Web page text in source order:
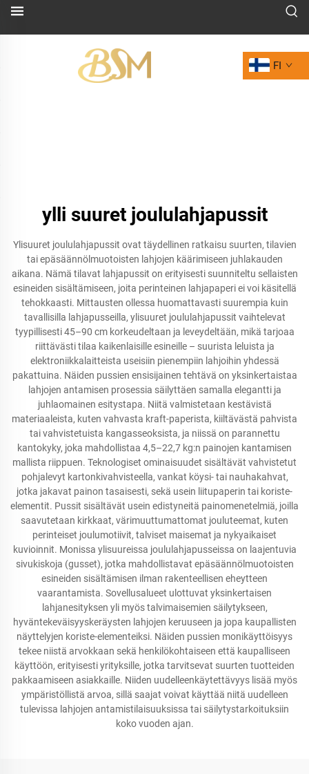
FI
ylli suuret joululahjapussit
Ylisuuret joululahjapussit ovat täydellinen ratkaisu suurten, tilavien
tai epäsäännölmuotoisten lahjojen käärimiseen juhlakauden
aikana. Nämä tilavat lahjapussit on erityisesti suunniteltu sellaisten
esineiden sisältämiseen, joita perinteinen lahjapaperi ei voi käsitellä
tehokkaasti. Mittausten ollessa huomattavasti suurempia kuin
tavallisilla lahjapusseilla, ylisuuret joululahjapussit vaihtelevat
tyypillisesti 45–90 cm korkeudeltaan ja leveydeltään, mikä tarjoaa
riittävästi tilaa kaikenlaisille esineille – suurista leluista ja
elektroniikkalaitteista useisiin pienempiin lahjoihin yhdessä
pakattuina. Näiden pussien ensisijainen tehtävä on yksinkertaistaa
lahjojen antamisen prosessia säilyttäen samalla elegantti ja
juhlaomainen esitystapa. Niitä valmistetaan kestävistä
materiaaleista, kuten vahvasta kraft-paperista, kiiltävästä pahvista
tai vahvistetuista kangasseoksista, ja niissä on parannettu
kantokyky, joka mahdollistaa 4,5–22,7 kg:n painojen kantamisen
mallista riippuen. Teknologiset ominaisuudet sisältävät vahvistetut
pohjalevyt kartonkivahvisteella, vankat köysi- tai nauhakahvat,
jotka jakavat painon tasaisesti, sekä usein liitupaperin tai koriste-
elementit. Pussit sisältävät usein edistyneitä painomenetelmiä, joilla
saavutetaan kirkkaat, värimuuttumattomat jouluteemat, kuten
perinteiset joulumotiivit, talviset maisemat ja nykyaikaiset
kuvioinnit. Monissa ylisuureissa joululahjapusseissa on laajentuvia
sivukiskoja (gusset), jotka mahdollistavat epäsäännölmuotoisten
esineiden sisältämisen ilman rakenteellisen eheytteen
vaarantamista. Sovellusalueet ulottuvat yksinkertaisen
lahjanesityksen yli myös talvimaisemien säilytykseen,
hyväntekeväisyyskeräysten lahjojen keruuseen ja jopa kaupallisten
näyttelyjen koriste-elementeiksi. Näiden pussien monikäyttöisyys
tekee niistä arvokkaan sekä henkilökohtaiseen että kaupalliseen
käyttöön, erityisesti yrityksille, jotka tarvitsevat suurten tuotteiden
pakkaamiseen asiakkaille. Niiden uudelleenkäytettävyys lisää myös
ympäristöllistä arvoa, sillä saajat voivat käyttää niitä uudelleen
tulevissa lahjojen antamistilaisuuksissa tai säilytystarkoituksiin
koko vuoden ajan.